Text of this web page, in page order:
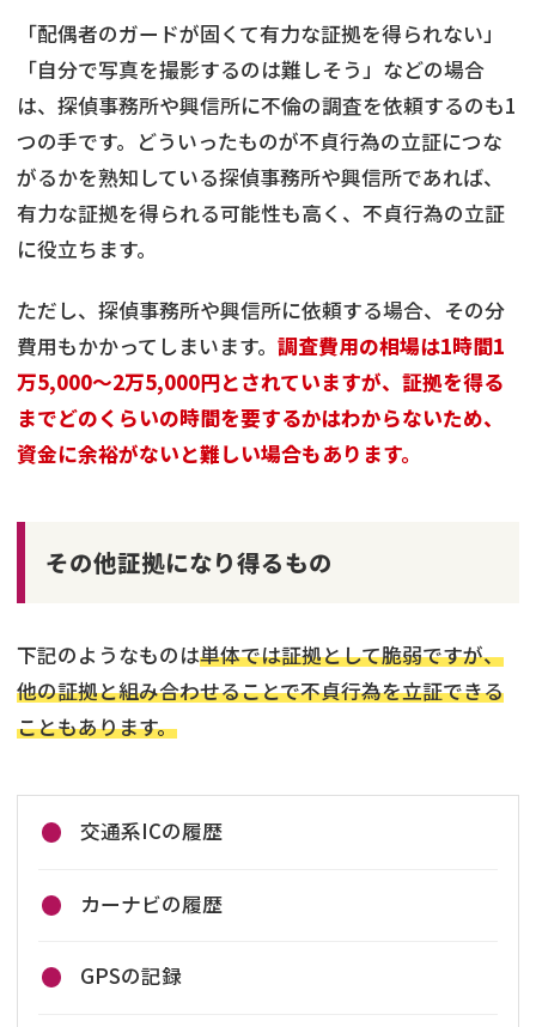
「配偶者のガードが固くて有力な証拠を得られない」
「自分で写真を撮影するのは難しそう」などの場合
は、探偵事務所や興信所に不倫の調査を依頼するのも1
つの手です。どういったものが不貞行為の立証につな
がるかを熟知している探偵事務所や興信所であれば、
有力な証拠を得られる可能性も高く、不貞行為の立証
に役立ちます。
ただし、探偵事務所や興信所に依頼する場合、その分
費用もかかってしまいます。 調査費用の相場は1時間1
万5,000～2万5,000円とされていますが、証拠を得る
までどのくらいの時間を要するかはわからないため、
資金に余裕がないと難しい場合もあります。
その他証拠になり得るもの
下記のようなものは単体では証拠として脆弱ですが、
他の証拠と組み合わせることで不貞行為を立証できる
こともあります。
交通系ICの履歴
カーナビの履歴
GPSの記録